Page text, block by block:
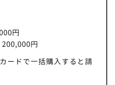
円
円
ードで一括購入すると請